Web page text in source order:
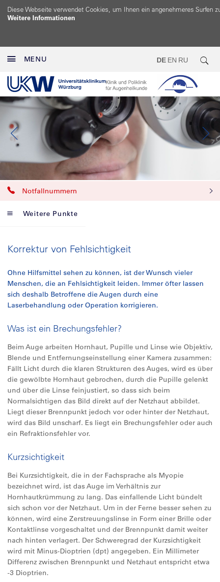
Diese Webseite verwendet Cookies, um Ihnen ein angenehmeres Surfen
Weitere Informationen
MENU DE EN RU
Notfallnummern
Weitere Punkte
Korrektur von Fehlsichtigkeit
Ohne Hilfsmittel sehen zu können, ist der Wunsch vieler
Menschen, die an Fehlsichtigkeit leiden. Immer öfter lassen
sich deshalb Betroffene die Augen durch eine
Laserbehandlung oder Operation korrigieren.
Was ist ein Brechungsfehler?
Beim Auge arbeiten Hornhaut, Pupille und Linse wie Objektiv,
Blende und Entfernungseinstellung einer Kamera zusammen:
Fällt Licht durch die klaren Strukturen des Auges, wird es über
die gewölbte Hornhaut gebrochen, durch die Pupille gelenkt
und über die Linse feinjustiert, so dass sich beim
Normalsichtigen das Bild direkt auf der Netzhaut abbildet.
Liegt dieser Brennpunkt jedoch vor oder hinter der Netzhaut,
wird das Bild unscharf. Es liegt ein Brechungsfehler oder auch
ein Refraktionsfehler vor.
Kurzsichtigkeit
Bei Kurzsichtigkeit, die in der Fachsprache als Myopie
bezeichnet wird, ist das Auge im Verhältnis zur
Hornhautkrümmung zu lang. Das einfallende Licht bündelt
sich schon vor der Netzhaut. Um in der Ferne besser sehen zu
können, wird eine Zerstreuungslinse in Form einer Brille oder
Kontaktlinse vorgeschaltet und der Brennpunkt damit weiter
nach hinten verlagert. Der Schweregrad der Kurzsichtigkeit
wird mit Minus-Dioptrien (dpt) angegeben. Ein Millimeter
Differenz zwischen Brennpunkt und Netzhaut entspricht etwa
-3 Dioptrien.